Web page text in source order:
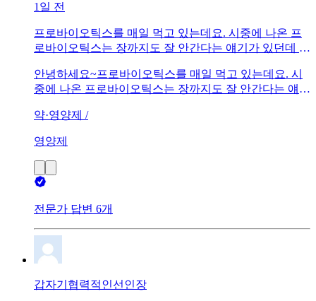
1일 전
프로바이오틱스를 매일 먹고 있는데요. 시중에 나온 프
로바이오틱스는 장까지도 잘 안간다는 얘기가 있던데 맞
안녕하세요~프로바이오틱스를 매일 먹고 있는데요. 시
중에 나온 프로바이오틱스는 장까지도 잘 안간다는 얘기
약·영양제 /
영양제
전문가 답변 6개
갑자기협력적인선인장